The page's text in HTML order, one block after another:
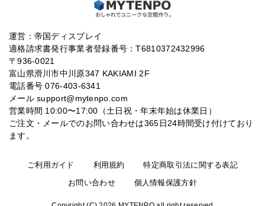
運営：帝国ディスプレイ
適格請求書発行事業者登録番号：T6810372432996
〒936-0021
富山県滑川市中川原347 KAKIAMI 2F
電話番号 076-403-6341
メール support@mytenpo.com
営業時間 10:00〜17:00（土日祝・年末年始は休業日）
ご注文・メールでのお問い合わせは365日24時間受け付けており
ます。
ご利用ガイド 利用規約 特定商取引法に関する表記
お問い合わせ 個人情報保護方針